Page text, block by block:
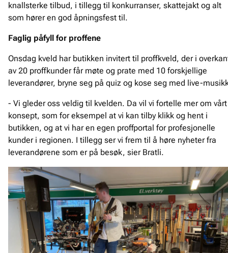
knallsterke tilbud, i tillegg til konkurranser, skattejakt og alt
som hører en god åpningsfest til.
Faglig påfyll for proffene
Onsdag kveld har butikken invitert til proffkveld, der i
av 20 proffkunder får møte og prate med 10 forskjellige
leverandører, bryne seg på quiz og kose seg med live-
- Vi gleder oss veldig til kvelden. Da vil vi fortelle mer om vårt
konsept, som for eksempel at vi kan tilby klikk og hent i
butikken, og at vi har en egen proffportal for profesjonelle
kunder i regionen. I tillegg ser vi frem til å høre nyheter fra
leverandørene som er på besøk, sier Bratli.